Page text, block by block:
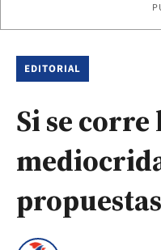
EDITORIAL
Si se corre
propuestas